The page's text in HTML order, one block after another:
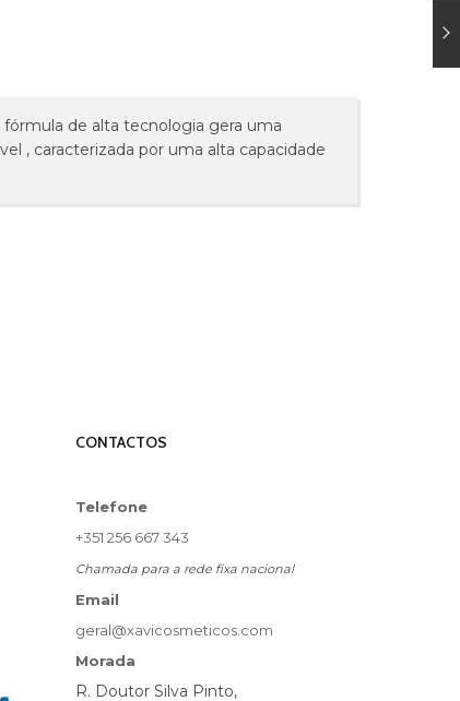
de alta tecnologia gera uma
, caracterizada por uma alta capacidade
CONTACTOS
Telefone
+351 256 667 343
Chamada para a rede fixa nacional
Email
geral@xavicosmeticos.com
Morada
R. Doutor Silva Pinto,